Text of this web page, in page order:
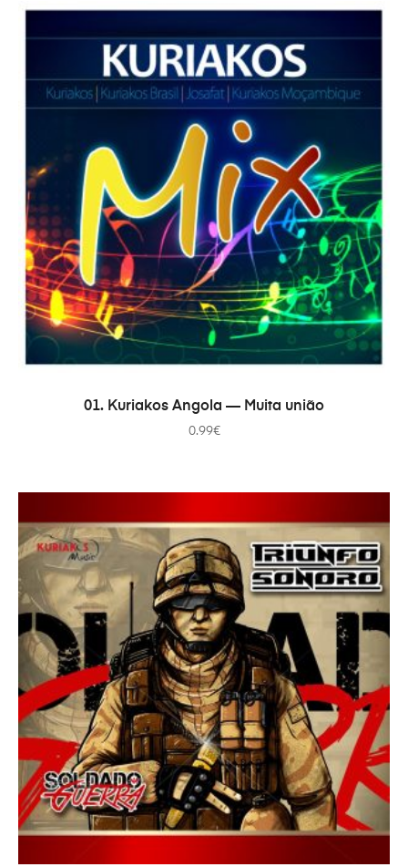
В КОРЗИНУ
01. Kuriakos Angola — Muita união
0.99€